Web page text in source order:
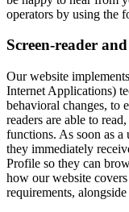
operators by using the
Screen-reader
Our website
Internet Applications)
behavioral changes, to
readers are able to
functions. As soon as a
they immediately
Profile so they can
how our website
requirements,